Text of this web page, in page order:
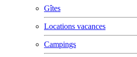
Gîtes
Locations vacances
Campings